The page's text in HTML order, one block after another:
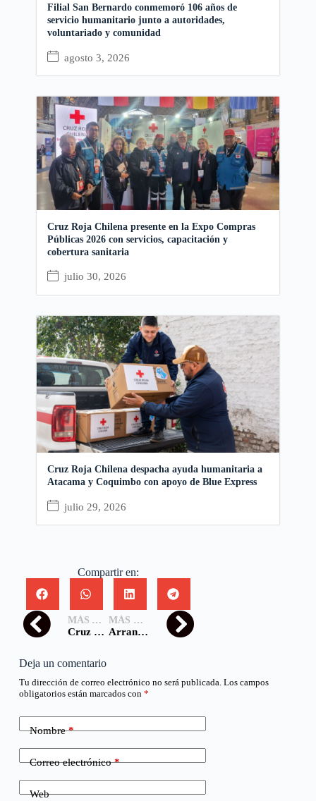
Filial San Bernardo conmemoró 106 años de
servicio humanitario junto a autoridades,
voluntariado y comunidad
agosto 3, 2026
Cruz Roja Chilena presente en la Expo Compras
Públicas 2026 con servicios, capacitación y
cobertura sanitaria
julio 30, 2026
Cruz Roja Chilena despacha ayuda humanitaria a
Atacama y Coquimbo con apoyo de Blue Express
julio 29, 2026
Compartir en:
MÁS ANTIGUA
Cruz Roja Chilena y la Dirección Meteorológica de Chile firman acuerdo para enfrentar emergencias climáticas
MÁS NUEVA
Arrancó en Chile el Taller YABC: Jóvenes como Agentes de Cambio Conductual
Deja un comentario
Tu dirección de correo electrónico no será publicada. Los campos
obligatorios están marcados con *
Nombre*
Correo electrónico*
Web